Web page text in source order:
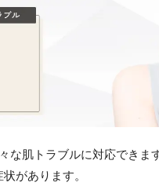
な肌トラブルに対応できま
があります。